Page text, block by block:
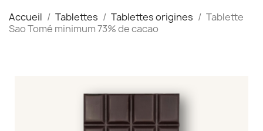
Accueil Tablettes Tablettes origines
Tablette
Sao Tomé minimum 73% de cacao